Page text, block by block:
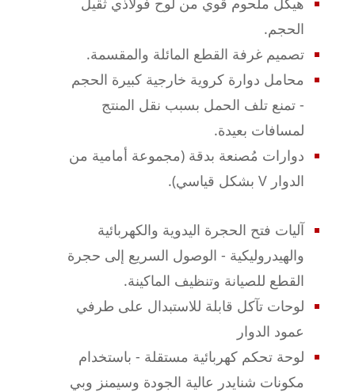
الحجم.
تصميم غرفة القطع المائلة والمقسمة.
محامل دوارة كروية خارجية كبيرة الحجم
- تمنع تلف الحمل بسبب نقل المنتج
لمسافات بعيدة.
دوارات مُصنعة بدقة (مجموعة أمامية من
الدوار V بشكل قياسي).
آليات فتح الحجرة اليدوية والكهربائية
والهيدروليكية - الوصول السريع إلى حجرة
القطع للصيانة وتنظيف الماكينة.
لوحات تآكل قابلة للاستبدال على طرفي
عمود الدوار
لوحة تحكم كهربائية مستقلة - باستخدام
مكونات شنايدر عالية الجودة وسيمنز وبي